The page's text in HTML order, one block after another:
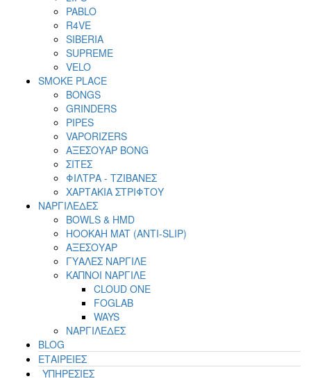
PABLO
R4VE
SIBERIA
SUPREME
VELO
SMOKE PLACE
BONGS
GRINDERS
PIPES
VAPORIZERS
ΑΞΕΣΟΥΑΡ BONG
ΣΙΤΕΣ
ΦΙΛΤΡΑ - ΤΖΙΒΑΝΕΣ
ΧΑΡΤΑΚΙΑ ΣΤΡΙΦΤΟΥ
ΝΑΡΓΙΛΕΔΕΣ
BOWLS & HMD
HOOKAH MAT (ANTI-SLIP)
ΑΞΕΣΟΥΑΡ
ΓΥΑΛΕΣ ΝΑΡΓΙΛΕ
ΚΑΠΝΟΙ ΝΑΡΓΙΛΕ
CLOUD ONE
FOGLAB
WAYS
ΝΑΡΓΙΛΕΔΕΣ
BLOG
ΕΤΑΙΡΕΙΕΣ
ΥΠΗΡΕΣΙΕΣ